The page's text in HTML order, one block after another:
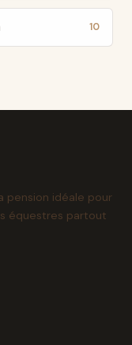
10
pension idéale pour
équestres partout